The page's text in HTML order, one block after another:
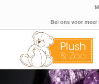
Bel ons voor meer